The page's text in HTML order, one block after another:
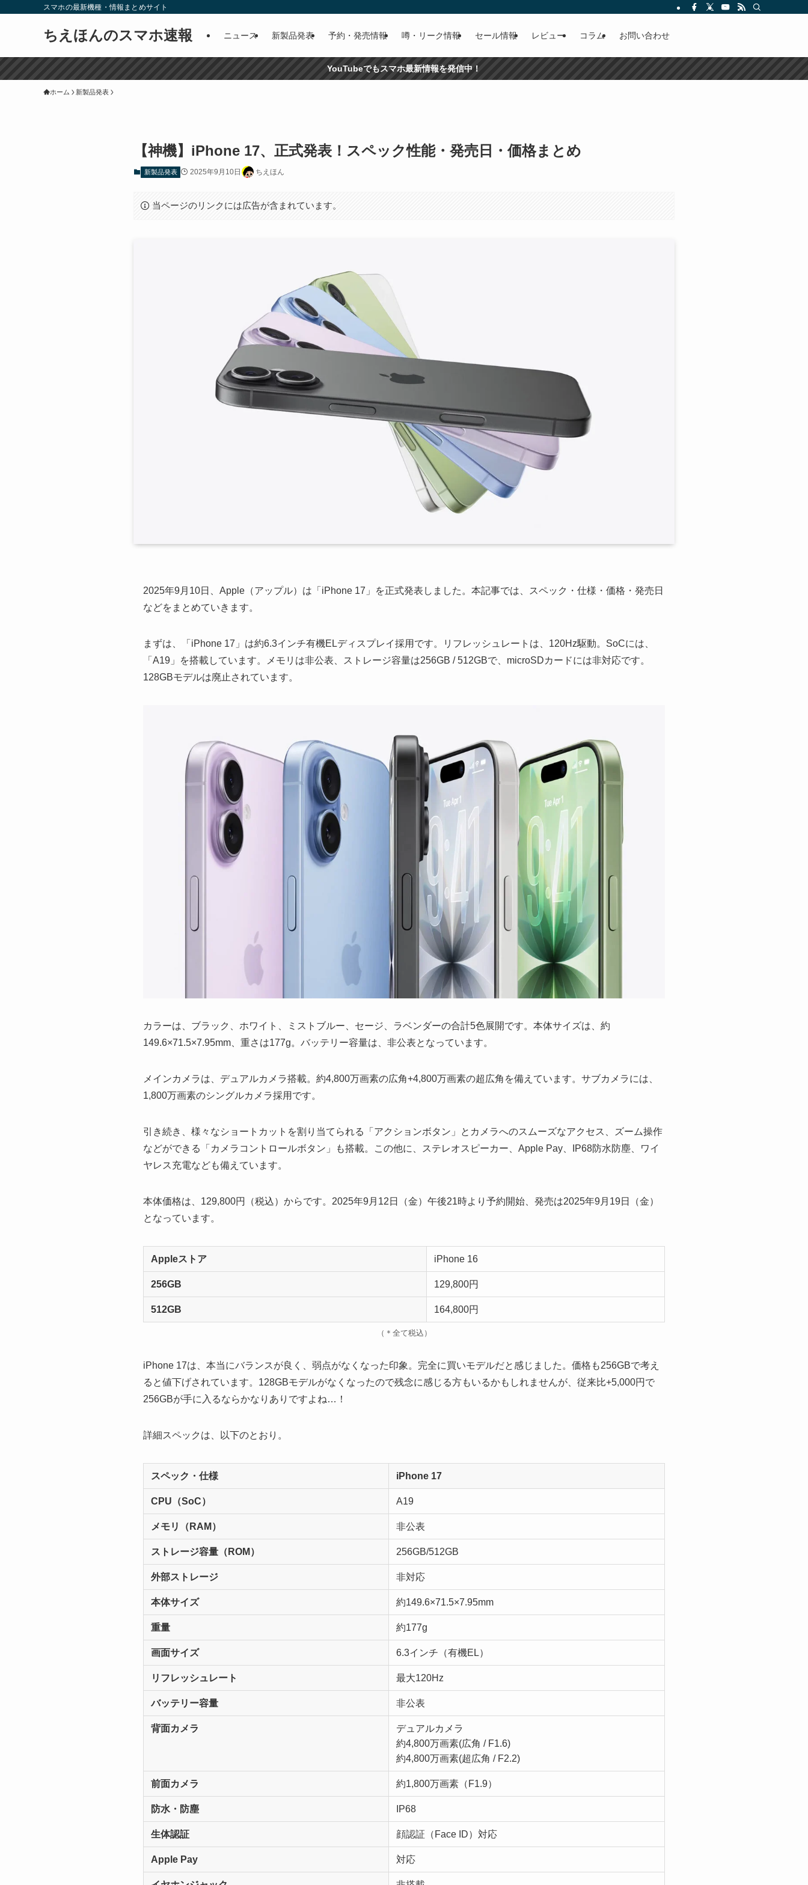
スマホの最新機種・情報まとめサイト
ちえほんのスマホ速報 ニュース 新製品発表 予約・発売情報 噂・リーク情報 セール情報 レビュー コラム お問い合わせ
YouTubeでもスマホ最新情報を発信中！
ホーム 新製品発表
【神機】iPhone 17、正式発表！スペック性能・発売日・価格まとめ
新製品発表 2025年9月10日 ちえほん
当ページのリンクには広告が含まれています。
2025年9月10日、Apple（アップル）は「iPhone 17」を正式発表しました。本記事では、スペック・仕様・価格・発売日
などをまとめていきます。
まずは、「iPhone 17」は約6.3インチ有機ELディスプレイ採用です。リフレッシュレートは、120Hz駆動。SoCには、
「A19」を搭載しています。メモリは非公表、ストレージ容量は256GB / 512GBで、microSDカードには非対応です。
128GBモデルは廃止されています。
カラーは、ブラック、ホワイト、ミストブルー、セージ、ラベンダーの合計5色展開です。本体サイズは、約
149.6×71.5×7.95mm、重さは177g。バッテリー容量は、非公表となっています。
メインカメラは、デュアルカメラ搭載。約4,800万画素の広角+4,800万画素の超広角を備えています。サブカメラには、
1,800万画素のシングルカメラ採用です。
引き続き、様々なショートカットを割り当てられる「アクションボタン」とカメラへのスムーズなアクセス、ズーム操作
などができる「カメラコントロールボタン」も搭載。この他に、ステレオスピーカー、Apple Pay、IP68防水防塵、ワイ
ヤレス充電なども備えています。
本体価格は、129,800円（税込）からです。2025年9月12日（金）午後21時より予約開始、発売は2025年9月19日（金）
となっています。
Appleストア iPhone 16
256GB 129,800円
512GB 164,800円
（＊全て税込）
iPhone 17は、本当にバランスが良く、弱点がなくなった印象。完全に買いモデルだと感じました。価格も256GBで考え
ると値下げされています。128GBモデルがなくなったので残念に感じる方もいるかもしれませんが、従来比+5,000円で
256GBが手に入るならかなりありですよね…！
詳細スペックは、以下のとおり。
スペック・仕様 iPhone 17
CPU（SoC） A19
メモリ（RAM） 非公表
ストレージ容量（ROM） 256GB/512GB
外部ストレージ 非対応
本体サイズ 約149.6×71.5×7.95mm
重量 約177g
画面サイズ 6.3インチ（有機EL）
リフレッシュレート 最大120Hz
バッテリー容量 非公表
背面カメラ
デュアルカメラ
約4,800万画素(広角 / F1.6)
約4,800万画素(超広角 / F2.2)
前面カメラ 約1,800万画素（F1.9）
防水・防塵 IP68
生体認証 顔認証（Face ID）対応
Apple Pay 対応